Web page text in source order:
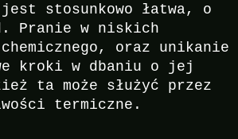
stosunkowo łatwa, o
Pranie w niskich
oraz unikanie
kroki w dbaniu o jej
ta może służyć przez
termiczne.